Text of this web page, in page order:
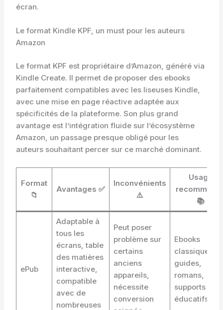
écran.
Le format Kindle KPF, un must pour les auteurs
Amazon
Le format KPF est propriétaire d’Amazon, généré via
Kindle Create. Il permet de proposer des ebooks
parfaitement compatibles avec les liseuses Kindle,
avec une mise en page réactive adaptée aux
spécificités de la plateforme. Son plus grand
avantage est l’intégration fluide sur l’écosystème
Amazon, un passage presque obligé pour les
auteurs souhaitant percer sur ce marché dominant.
Format
📁
Avantages ✅
Inconvénients
⚠️
Usage
📚
ePub
Adaptable à
tous les
écrans, table
des matières
interactive,
compatible
avec de
nombreuses
Peut poser
problème sur
certains
anciens
appareils,
nécessite
conversion
Ebooks
classiques,
guides,
romans,
supports
éducatifs